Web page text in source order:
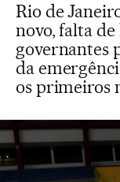
Rio de
novo, falta de
governantes
da
os primeiros